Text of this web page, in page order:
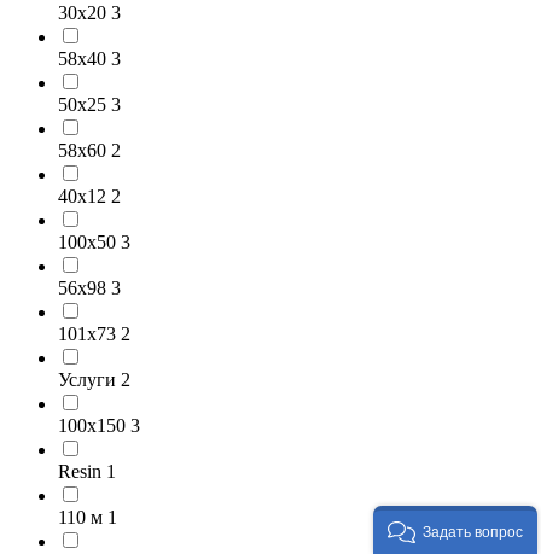
30х20 3
58х40 3
50х25 3
58х60 2
40х12 2
100х50 3
56х98 3
101х73 2
Услуги 2
100х150 3
Resin 1
110 м 1
Задать вопрос